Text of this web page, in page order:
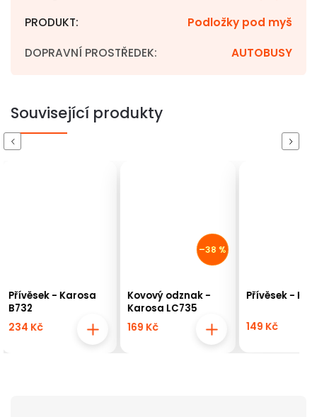
PRODUKT: Podložky pod myš
DOPRAVNÍ PROSTŘEDEK: AUTOBUSY
Související produkty
Previous
Kovový odznak -
Karosa LC735
169 Kč
–49 %
Přívěsek - KAROSA
149 Kč
Kalendář
194 Kč
Next